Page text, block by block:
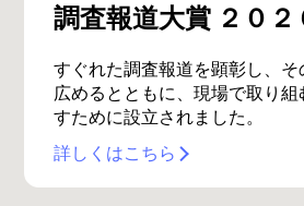
調査報道大賞 ２０２
すぐれた調査報道を顕彰し、
広めるとともに、現場で取り組
すために設立されました。
詳しくはこちら